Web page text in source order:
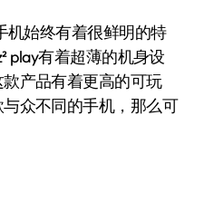
始终有着很鲜明的特
play有着超薄的机身设
产品有着更高的可玩
众不同的手机，那么可